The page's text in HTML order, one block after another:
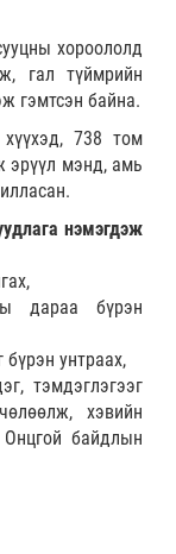
хороололд
гал түймрийн
гэмтсэн байна.
738 том
эрүүл мэнд, амь
нэмэгдэж
дараа бүрэн
бүрэн унтраах,
тэмдэглэгээг
хэвийн
Онцгой байдлын